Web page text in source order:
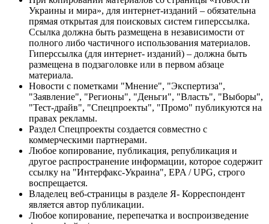
Украины и мира», для интернет-изданий – обязательна
прямая открытая для поисковых систем гиперссылка.
Ссылка должна быть размещена в независимости от
полного либо частичного использования материалов.
Гиперссылка (для интернет- изданий) – должна быть
размещена в подзаголовке или в первом абзаце
материала.
Новости с пометками "Мнение", "Экспертиза",
"Заявление", "Регионы", "Деньги", "Власть", "Выборы",
"Тест-драйв", "Спецпроекты", "Промо" публикуются на
правах рекламы.
Раздел Спецпроекты создается совместно с
коммерческими партнерами.
Любое копирование, публикация, републикация и
другое распространение информации, которое содержит
ссылку на "Интерфакс-Украина", EPA / UPG, строго
воспрещается.
Владелец веб-страницы в разделе Я- Корреспондент
является автор публикации.
Любое копирование, перепечатка и воспроизведение